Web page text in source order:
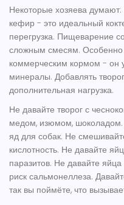
Некоторые хозяева
кефир - это идеальный
перегрузка. Пищеварение
сложным смесям. Особенно
коммерческим кормом - он
минералы. Добавлять
дополнительная нагрузка.
Не давайте творог с
медом, изюмом, шоколадом.
яд для собак. Не
кислотность. Не давайте
паразитов. Не давайте
риск сальмонеллеза.
так вы поймёте, что